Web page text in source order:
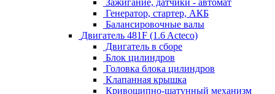
Зажигание, датчики - автомат
Генератор, стартер, АКБ
Балансировочные валы
Двигатель 481F (1.6 Acteco)
Двигатель в сборе
Блок цилиндров
Головка блока цилиндров
Клапанная крышка
Кривошипно-шатунный механизм